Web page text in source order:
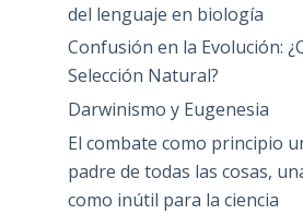
del lenguaje en biología
Confusión en la Evolución:
Selección Natural?
Darwinismo y Eugenesia
El combate como principio
padre de todas las cosas,
como inútil para la ciencia